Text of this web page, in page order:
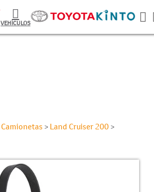
VEHÍCULOS
Camionetas > Land Cruiser 200 >